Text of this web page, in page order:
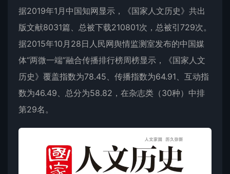
据2019年1月中国知网显示，《国家人文历史》共出
版文献8031篇、总被下载210801次，总被引729次。
据2015年10月28日人民网舆情监测室发布的中国媒
体“两微一端”融合传播排行榜周榜显示，《国家人文
历史》覆盖指数为78.45、传播指数为64.91、互动指
数为46.49、总分为58.82，在杂志类（30种）中排
第29名。